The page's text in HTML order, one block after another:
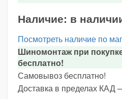
Наличие: в
Посмотреть наличие по
Шиномонтаж при
бесплатно!
Самовывоз бесплатно!
Доставка в пределах КАД